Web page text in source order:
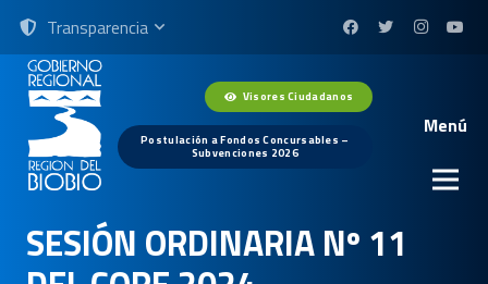
Transparencia
Visores Ciudadanos
Postulación a Fondos Concursables –
Subvenciones 2026
Menú
SESIÓN ORDINARIA Nº 11